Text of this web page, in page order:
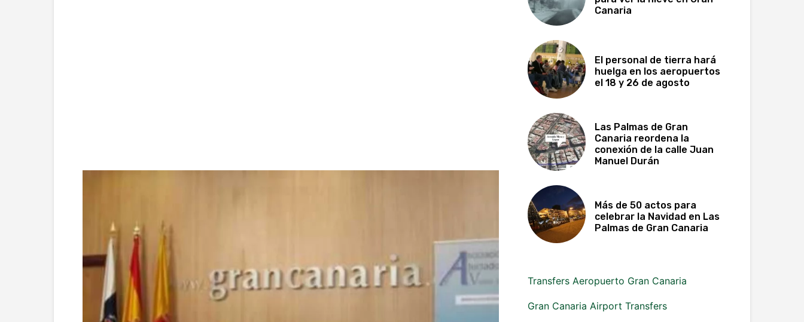
Canaria
El personal de tierra hará
huelga en los aeropuertos
el 18 y 26 de agosto
Las Palmas de Gran
Canaria reordena la
conexión de la calle Juan
Manuel Durán
Más de 50 actos para
celebrar la Navidad en Las
Palmas de Gran Canaria
Transfers Aeropuerto Gran Canaria
Gran Canaria Airport Transfers